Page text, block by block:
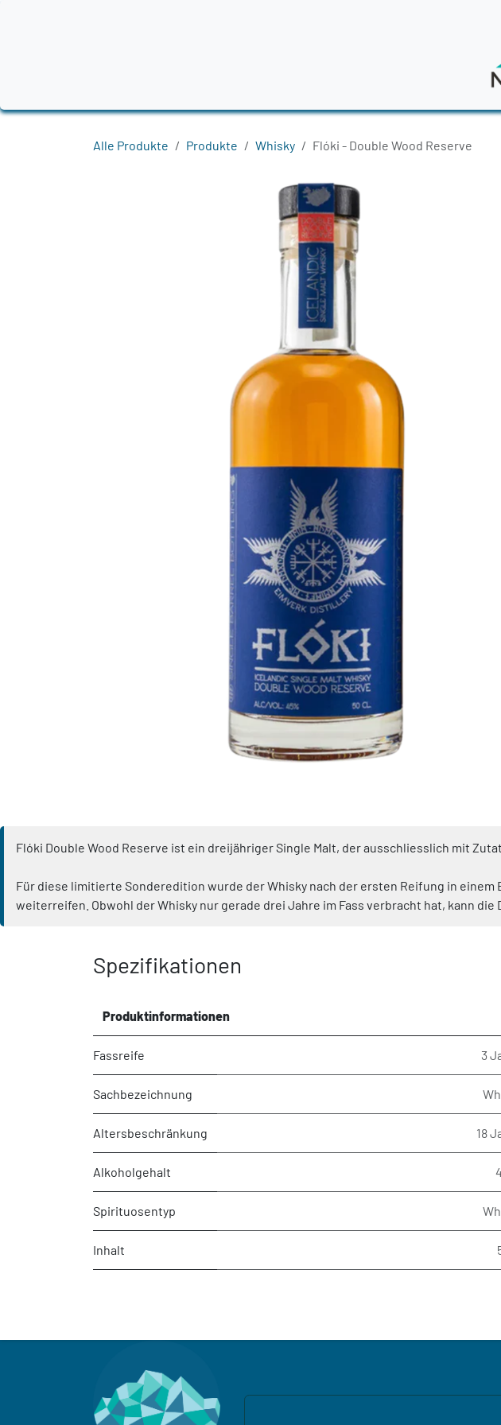
Alle Produkte Produkte Whisky Flóki - Double Wood Reserve
Flóki Double Wood Reserve ist ein dreijähriger Single Malt, der ausschliesslich mit
Für diese limitierte Sonderedition wurde der Whisky nach der ersten Reifung in
weiterreifen. Obwohl der Whisky nur gerade drei Jahre im Fass verbracht hat, kann
Spezifikationen
Produktinformationen
Fassreife 3
Sachbezeichnung
Altersbeschränkung 18
Alkoholgehalt
Spirituosentyp
Inhalt